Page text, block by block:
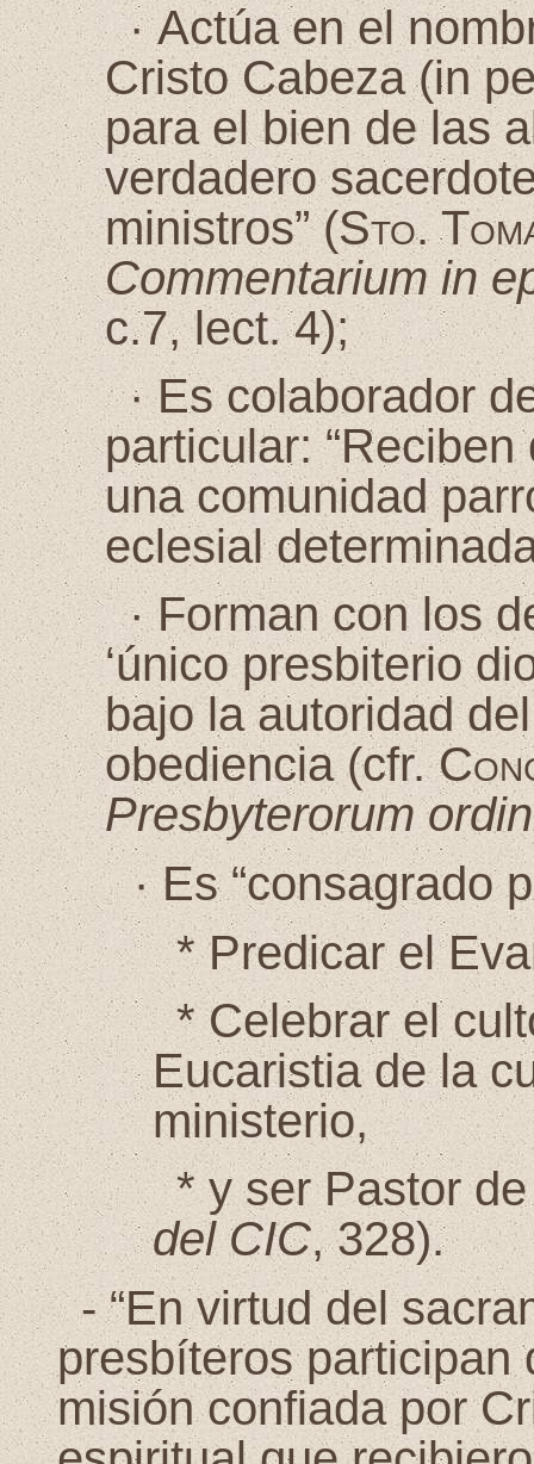
· Actúa en el
Cristo Cabeza (in
para el bien de las
verdadero
ministros” (Sto.
Commentarium in
c.7, lect. 4);
· Es colaborador
particular:
una comunidad
eclesial
· Forman con los
‘único presbiterio
bajo la autoridad
obediencia (cfr.
Presbyterorum
· Es “consagrado
* Predicar el
* Celebrar el
Eucaristia de la
ministerio,
* y ser Pastor
del CIC, 328).
- “En virtud del
presbíteros participan
misión confiada por